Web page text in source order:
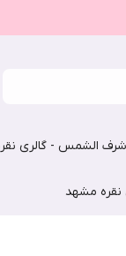
الشمس - گالری
نقره مشهد